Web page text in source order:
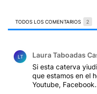
TODOS LOS COMENTARIOS 2
LT Laura Taboadas
Si esta caterva
que estamos en el
Youtube,